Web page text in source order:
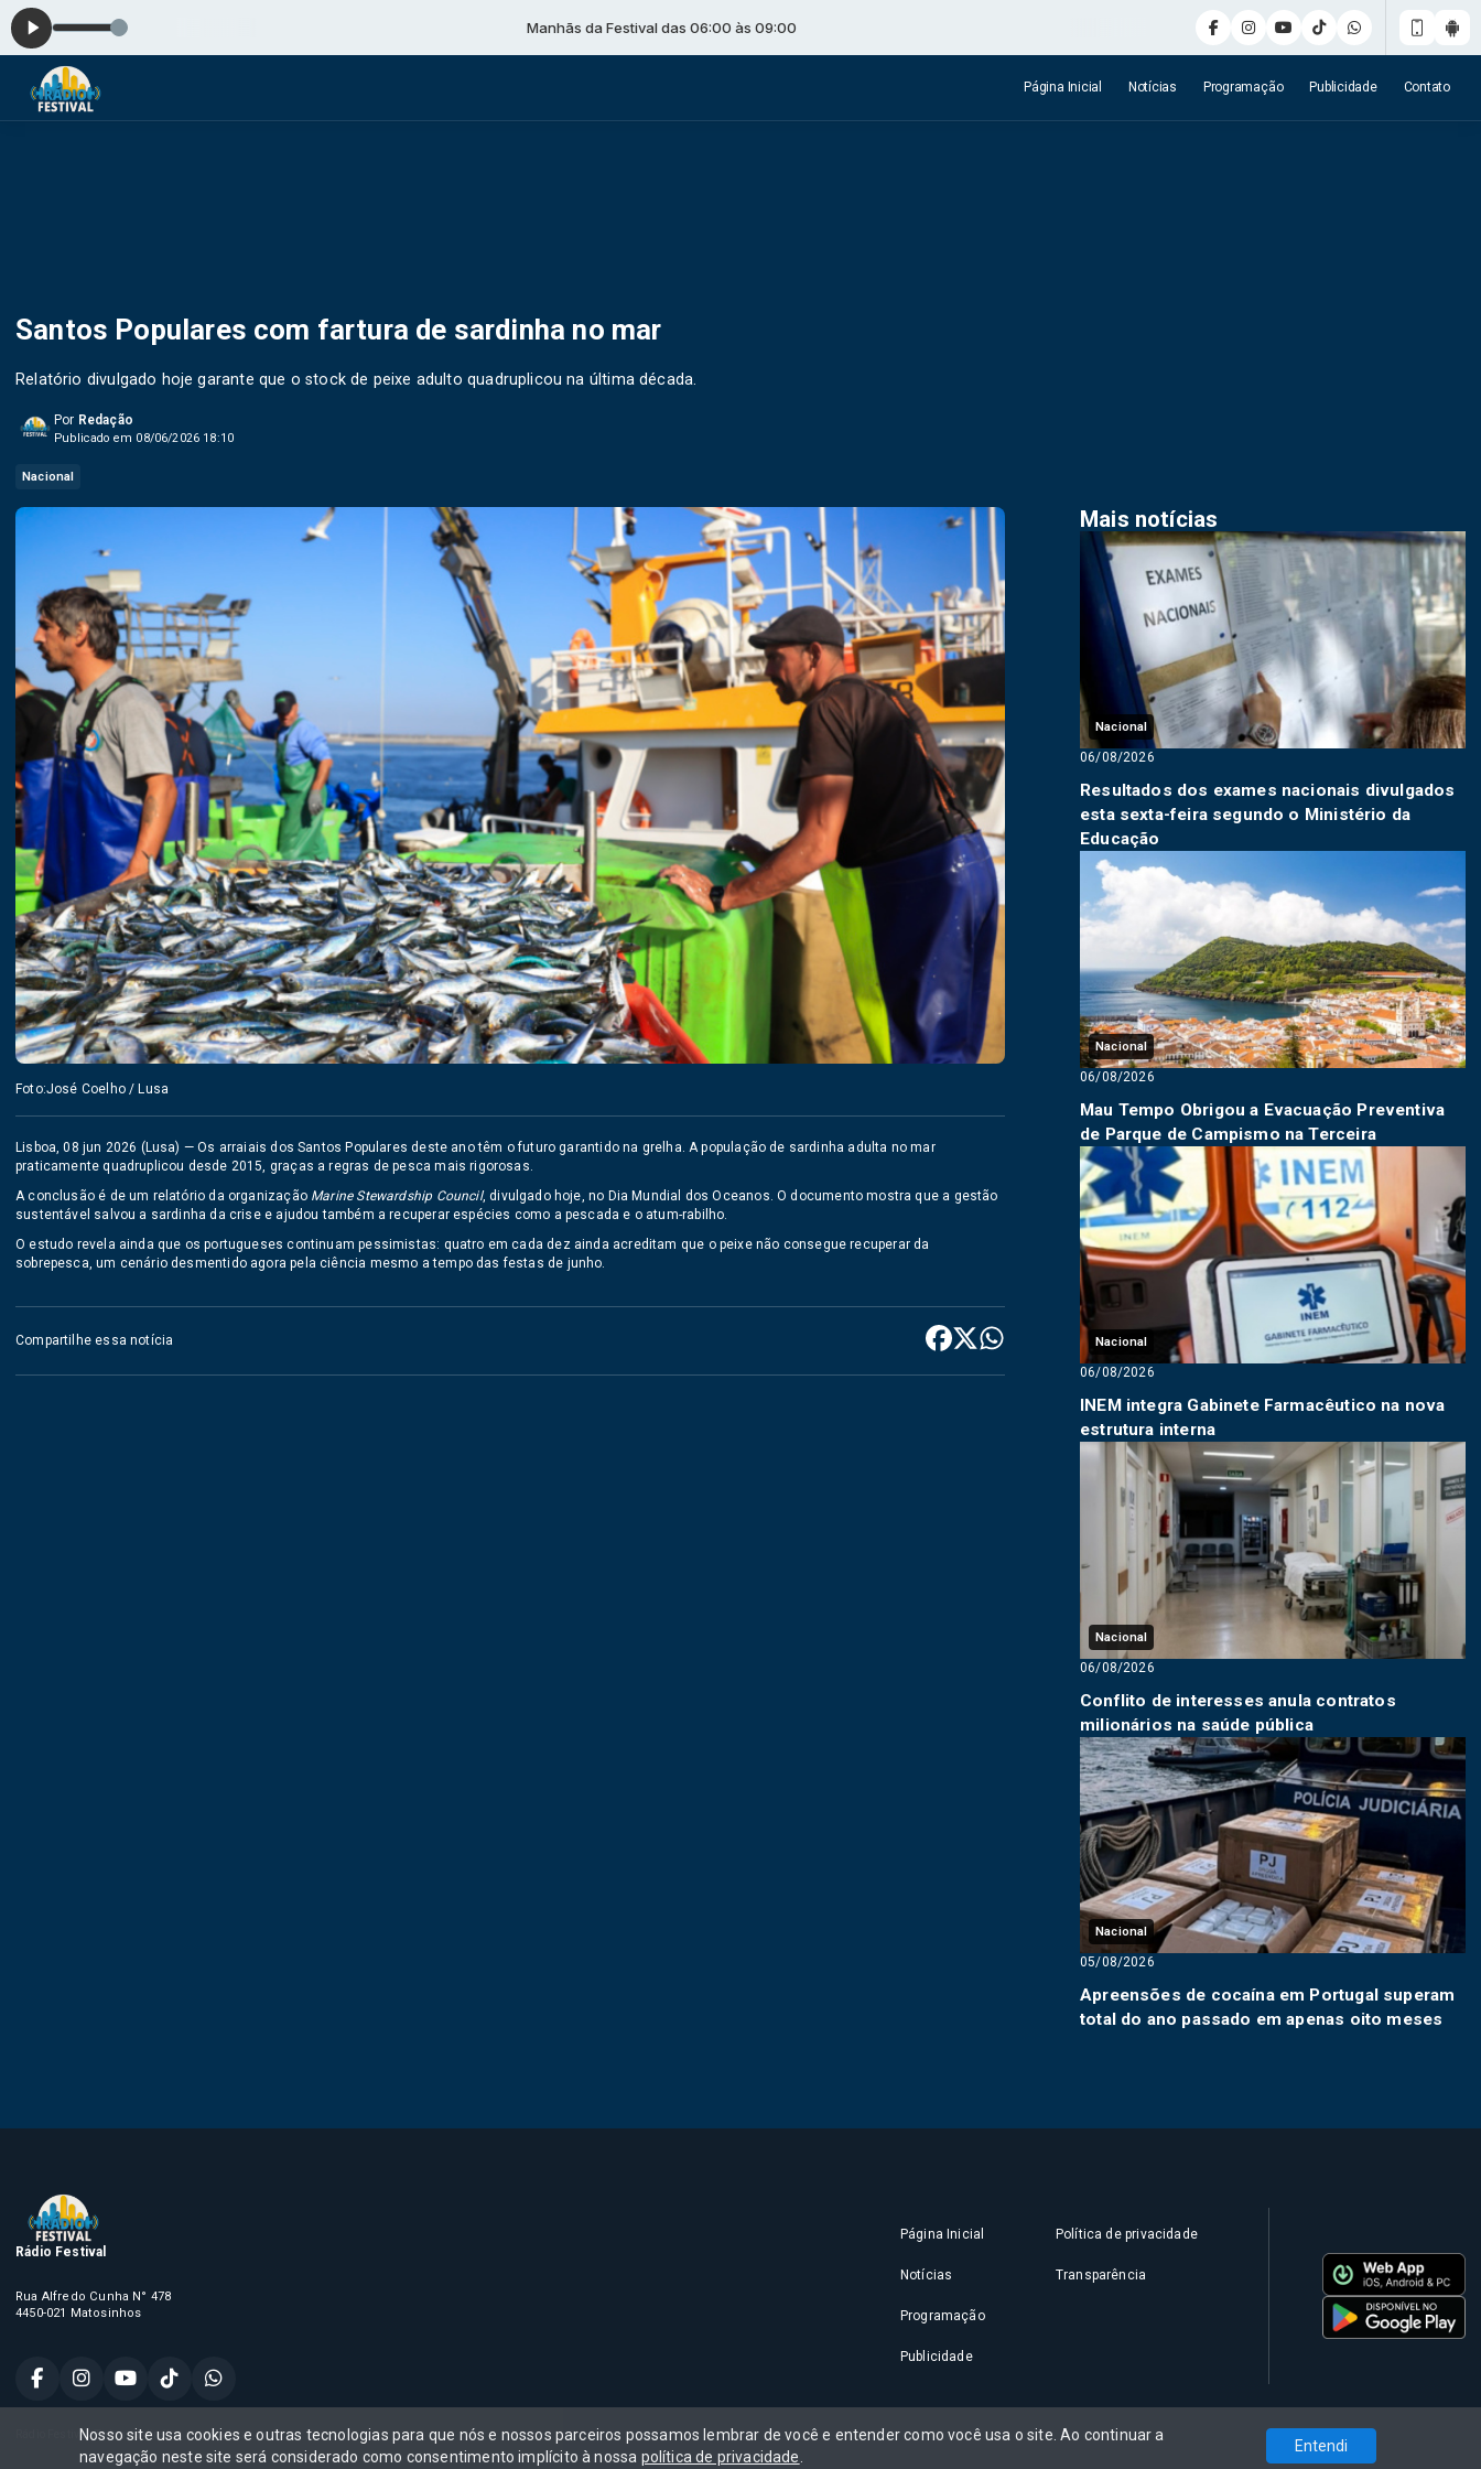
Manhãs da Festival das 06:00 às 09:00
Página Inicial Notícias Programação Publicidade Contato
Santos Populares com fartura de sardinha no mar
Relatório divulgado hoje garante que o stock de peixe adulto quadruplicou na última década.
Por Redação
Publicado em 08/06/2026 18:10
Nacional
Foto:José Coelho / Lusa
Lisboa, 08 jun 2026 (Lusa) — Os arraiais dos Santos Populares deste ano têm o futuro garantido na grelha. A população de sardinha adulta no mar
praticamente quadruplicou desde 2015, graças a regras de pesca mais rigorosas.
A conclusão é de um relatório da organização Marine Stewardship Council, divulgado hoje, no Dia Mundial dos Oceanos. O documento mostra que a gestão
sustentável salvou a sardinha da crise e ajudou também a recuperar espécies como a pescada e o atum-rabilho.
O estudo revela ainda que os portugueses continuam pessimistas: quatro em cada dez ainda acreditam que o peixe não consegue recuperar da
sobrepesca, um cenário desmentido agora pela ciência mesmo a tempo das festas de junho.
Compartilhe essa notícia
Mais notícias
Nacional
06/08/2026
Resultados dos exames nacionais divulgados
esta sexta-feira segundo o Ministério da
Educação
Nacional
06/08/2026
Mau Tempo Obrigou a Evacuação Preventiva
de Parque de Campismo na Terceira
Nacional
06/08/2026
INEM integra Gabinete Farmacêutico na nova
estrutura interna
Nacional
06/08/2026
Conflito de interesses anula contratos
milionários na saúde pública
Nacional
05/08/2026
Apreensões de cocaína em Portugal superam
total do ano passado em apenas oito meses
Rádio Festival
Rua Alfredo Cunha N° 478
4450-021 Matosinhos
Página Inicial
Notícias
Programação
Publicidade
Política de privacidade
Transparência
Rádio Festival, Todos os direitos reservados,
Nosso site usa cookies e outras tecnologias para que nós e nossos parceiros possamos lembrar de você e entender como você usa o site. Ao continuar a
navegação neste site será considerado como consentimento implícito à nossa política de privacidade
Entendi